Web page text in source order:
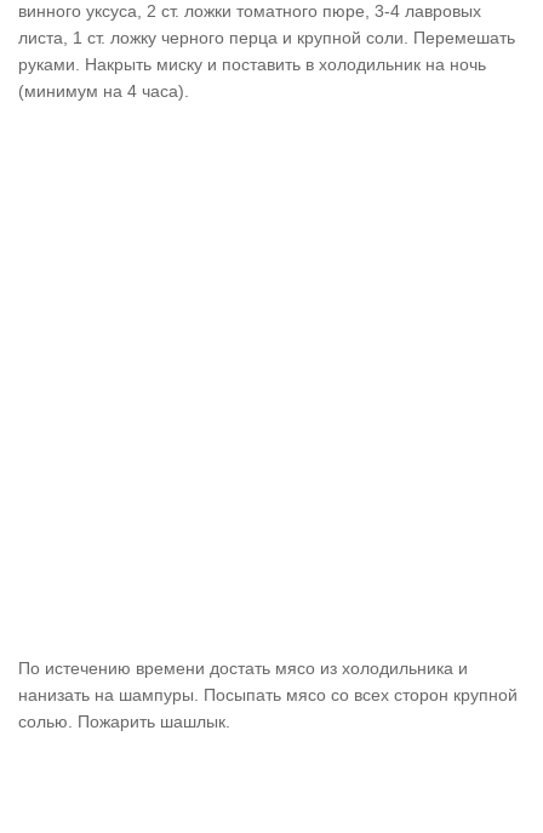
винного уксуса, 2 ст. ложки томатного пюре, 3-4 лавровых
листа, 1 ст. ложку черного перца и крупной соли. Перемешать
руками. Накрыть миску и поставить в холодильник на ночь
(минимум на 4 часа).
По истечению времени достать мясо из холодильника и
нанизать на шампуры. Посыпать мясо со всех сторон крупной
солью. Пожарить шашлык.